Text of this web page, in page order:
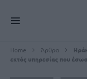
Home Άρθρα
εκτός υπηρεσίας που